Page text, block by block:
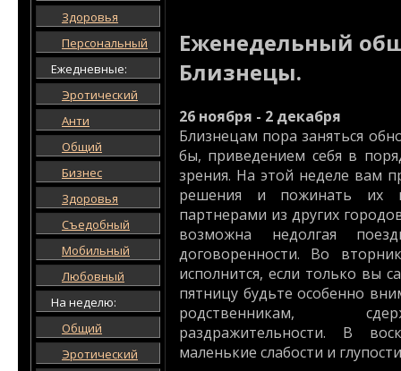
Здоровья
Персональный
Ежедневные:
Эротический
Анти
Общий
Бизнес
Здоровья
Съедобный
Мобильный
Любовный
На неделю:
Общий
Эротический
Еженедельный
Близнецы.
26 ноября - 2 декабря
Близнецам пора заняться
бы, приведением себя в
зрения. На этой неделе вам
решения и пожинать их
партнерами из других
возможна недолгая
договоренности. Во
исполнится, если только вы
пятницу будьте особенно
родственникам,
раздражительности. В
маленькие слабости и